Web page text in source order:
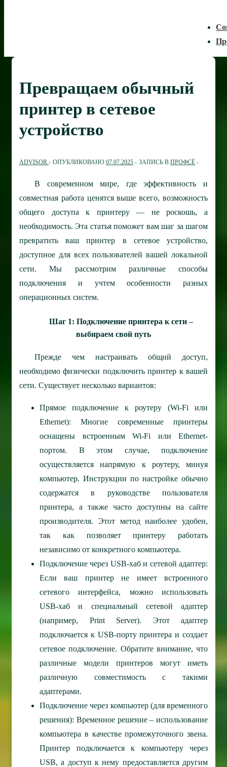
Превращаем обычный
принтер в сетевое
устройство
ADVISOR ОПУБЛИКОВАНО 07.07.2025 ЗАПИСЬ В ПРОФСЁ
В современном мире, где эффективность и
совместная работа ценятся выше всего, возможность
общего доступа к принтеру — не роскошь, а
необходимость. Эта статья поможет вам шаг за шагом
превратить ваш принтер в сетевое устройство,
доступное для всех пользователей вашей локальной
сети. Мы рассмотрим различные способы
подключения и учтем особенности разных
операционных систем.
Шаг 1: Подключение принтера к сети –
выбираем свой путь
Прежде чем настраивать общий доступ,
необходимо физически подключить принтер к вашей
сети. Существует несколько вариантов:
Прямое подключение к роутеру (Wi-Fi или
Ethernet): Многие современные принтеры
оснащены встроенным Wi-Fi или Ethernet-
портом. В этом случае, подключение
осуществляется напрямую к роутеру, минуя
компьютер. Инструкции по настройке обычно
содержатся в руководстве пользователя
принтера, а также часто доступны на сайте
производителя. Этот метод наиболее удобен,
так как позволяет принтеру работать
независимо от конкретного компьютера.
Подключение через USB-хаб и сетевой адаптер:
Если ваш принтер не имеет встроенного
сетевого интерфейса, можно использовать
USB-хаб и специальный сетевой адаптер
(например, Print Server). Этот адаптер
подключается к USB-порту принтера и создает
сетевое подключение. Обратите внимание, что
различные модели принтеров могут иметь
различную совместимость с такими
адаптерами.
Подключение через компьютер (для временного
решения): Временное решение – использование
компьютера в качестве промежуточного звена.
Принтер подключается к компьютеру через
USB, а доступ к нему предоставляется другим